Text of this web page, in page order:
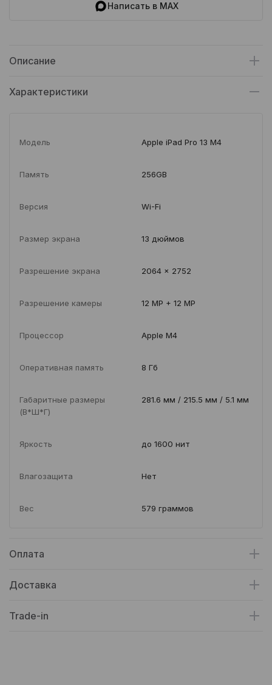
Написать в MAX
Описание
Характеристики
Модель Apple iPad Pro 13 M4
Память 256GB
Версия Wi-Fi
Размер экрана 13 дюймов
Разрешение экрана 2064 x 2752
Разрешение камеры 12 MP + 12 MP
Процессор Apple M4
Оперативная память 8 Гб
Габаритные размеры
(В*Ш*Г)
281.6 мм / 215.5 мм / 5.1 мм
Яркость до 1600 нит
Влагозащита Нет
Вес 579 граммов
Оплата
Доставка
Trade-in